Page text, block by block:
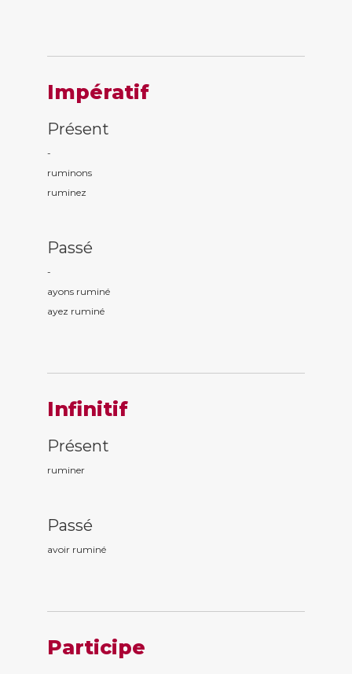
Impératif
Présent
-
ruminons
ruminez
Passé
-
ayons ruminé
ayez ruminé
Infinitif
Présent
ruminer
Passé
avoir ruminé
Participe